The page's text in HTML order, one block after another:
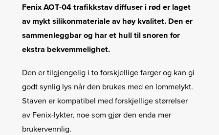
Fenix ​​AOT-04 trafikkstav diffuser i rød er laget
av mykt silikonmateriale av høy kvalitet. Den er
sammenleggbar og har et hull til snoren for
ekstra bekvemmelighet.
Den er tilgjengelig i to forskjellige farger og kan gi
godt synlig lys når den brukes med en lommelykt.
Staven er kompatibel med forskjellige størrelser
av Fenix-lykter, noe som gjør den enda mer
brukervennlig.